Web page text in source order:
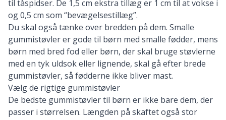
til tåspidser. De 1,5 cm ekstra tillæg er 1 cm til at vokse i
og 0,5 cm som “bevægelsestillæg”.
Du skal også tænke over bredden på dem. Smalle
gummistøvler er gode til børn med smalle fødder, mens
børn med bred fod eller børn, der skal bruge støvlerne
med en tyk uldsok eller lignende, skal gå efter brede
gummistøvler, så fødderne ikke bliver mast.
Vælg de rigtige gummistøvler
De bedste gummistøvler til børn er ikke bare dem, der
passer i størrelsen. Længden på skaftet også stor